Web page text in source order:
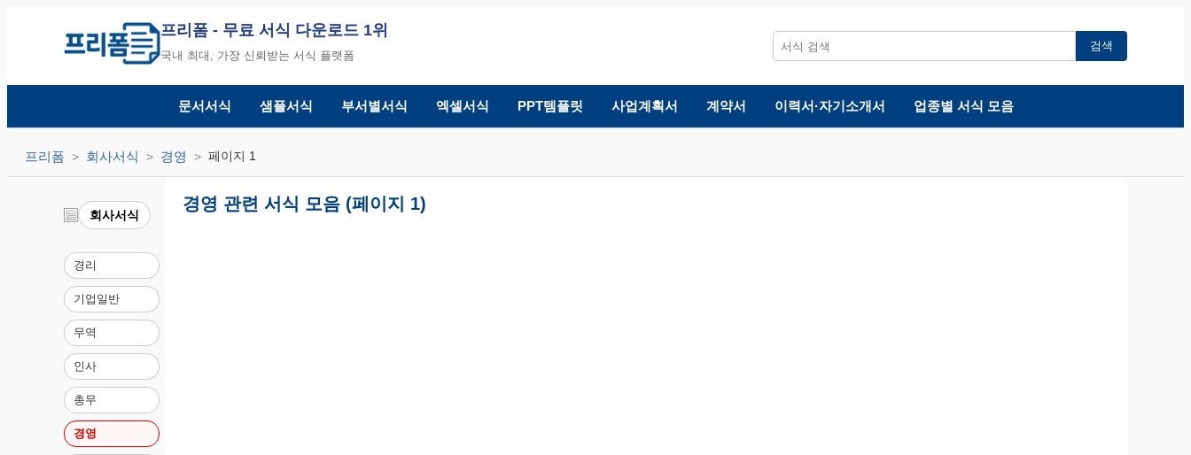
프리폼 - 무료 서식 다운로드 1위
국내 최대, 가장 신뢰받는 서식 플랫폼
검색
문서서식 샘플서식 부서별서식 엑셀서식 PPT템플릿 사업계획서 계약서 이력서·자기소개서 업종별 서식 모음
프리폼 회사서식 경영 페이지 1
회사서식
경리
기업일반
무역
인사
총무
경영
경영 관련 서식 모음 (페이지 1)